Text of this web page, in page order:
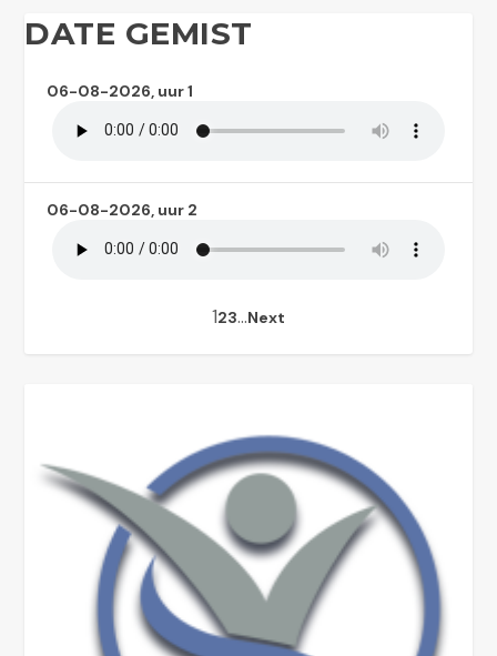
DATE GEMIST
06-08-2026, uur 1
06-08-2026, uur 2
123…Next